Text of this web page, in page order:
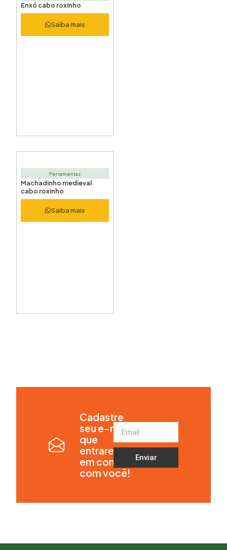
Enxó cabo roxinho
Saiba mais
Ferramentas
Machadinho medieval
cabo roxinho
Saiba mais
Cadastre
seu e-mail
que
entraremos
em contato
com você!
Enviar